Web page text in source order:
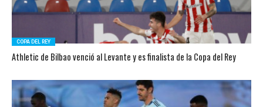
COPA DEL REY
Athletic de Bilbao venció al Levante y es finalista de la Copa del Rey